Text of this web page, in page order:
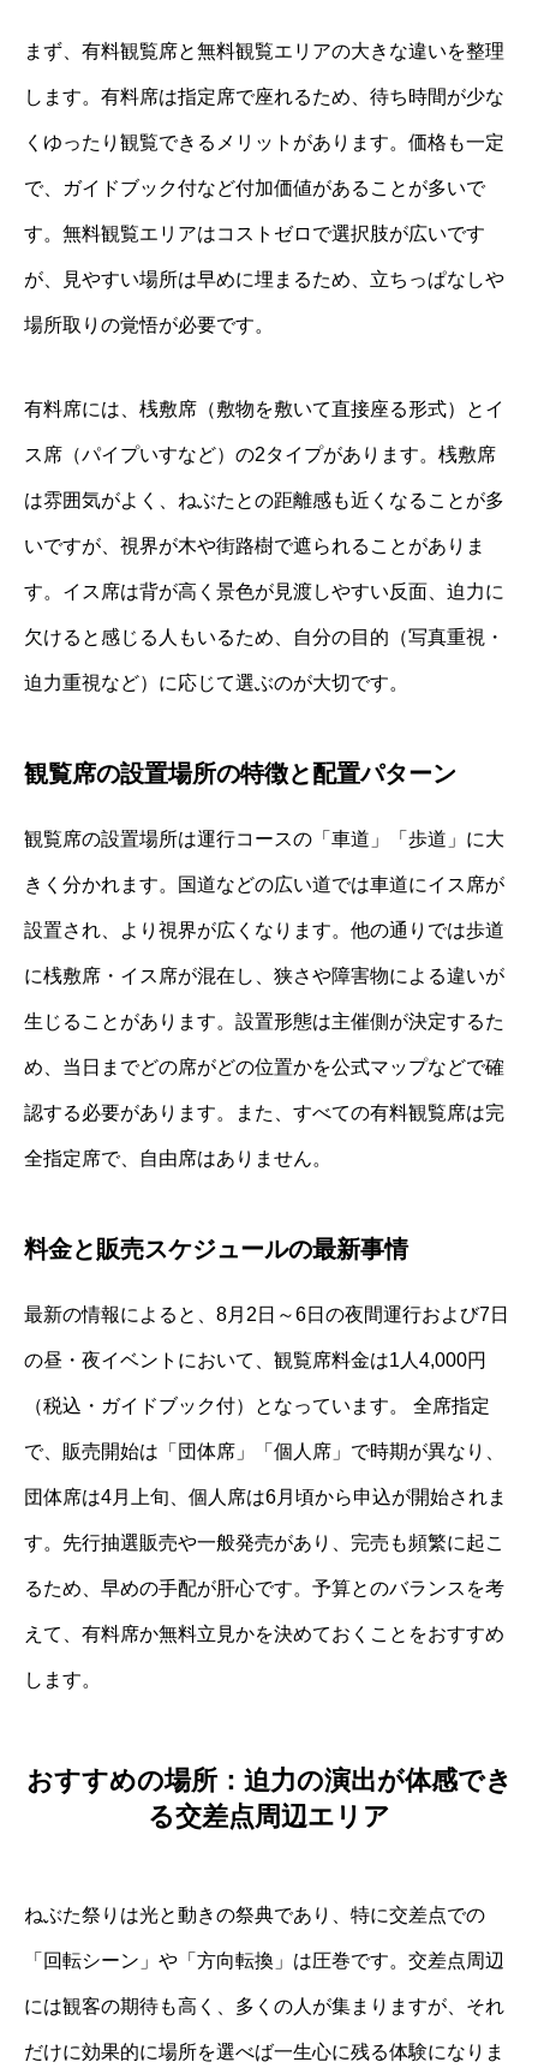
まず、有料観覧席と無料観覧エリアの大きな違いを整理
します。有料席は指定席で座れるため、待ち時間が少な
くゆったり観覧できるメリットがあります。価格も一定
で、ガイドブック付など付加価値があることが多いで
す。無料観覧エリアはコストゼロで選択肢が広いです
が、見やすい場所は早めに埋まるため、立ちっぱなしや
場所取りの覚悟が必要です。
有料席には、桟敷席（敷物を敷いて直接座る形式）とイ
ス席（パイプいすなど）の2タイプがあります。桟敷席
は雰囲気がよく、ねぶたとの距離感も近くなることが多
いですが、視界が木や街路樹で遮られることがありま
す。イス席は背が高く景色が見渡しやすい反面、迫力に
欠けると感じる人もいるため、自分の目的（写真重視・
迫力重視など）に応じて選ぶのが大切です。
観覧席の設置場所の特徴と配置パターン
観覧席の設置場所は運行コースの「車道」「歩道」に大
きく分かれます。国道などの広い道では車道にイス席が
設置され、より視界が広くなります。他の通りでは歩道
に桟敷席・イス席が混在し、狭さや障害物による違いが
生じることがあります。設置形態は主催側が決定するた
め、当日までどの席がどの位置かを公式マップなどで確
認する必要があります。また、すべての有料観覧席は完
全指定席で、自由席はありません。
料金と販売スケジュールの最新事情
最新の情報によると、8月2日～6日の夜間運行および7日
の昼・夜イベントにおいて、観覧席料金は1人4,000円
（税込・ガイドブック付）となっています。 全席指定
で、販売開始は「団体席」「個人席」で時期が異なり、
団体席は4月上旬、個人席は6月頃から申込が開始されま
す。先行抽選販売や一般発売があり、完売も頻繁に起こ
るため、早めの手配が肝心です。予算とのバランスを考
えて、有料席か無料立見かを決めておくことをおすすめ
します。
おすすめの場所：迫力の演出が体感でき
る交差点周辺エリア
ねぶた祭りは光と動きの祭典であり、特に交差点での
「回転シーン」や「方向転換」は圧巻です。交差点周辺
には観客の期待も高く、多くの人が集まりますが、それ
だけに効果的に場所を選べば一生心に残る体験になりま